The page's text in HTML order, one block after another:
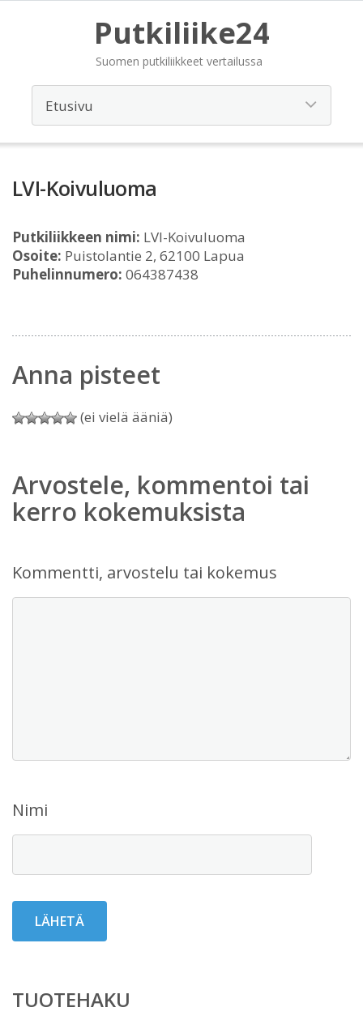
Putkiliike24
Suomen putkiliikkeet vertailussa
LVI-Koivuluoma
Putkiliikkeen nimi: LVI-Koivuluoma
Osoite: Puistolantie 2, 62100 Lapua
Puhelinnumero: 064387438
Anna pisteet
(ei vielä ääniä)
Arvostele, kommentoi tai
kerro kokemuksista
Kommentti, arvostelu tai kokemus
Nimi
TUOTEHAKU